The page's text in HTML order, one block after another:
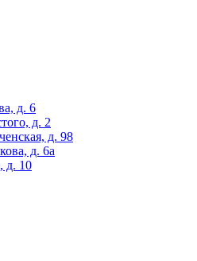
д. 6
д. 2
д. 98
д. 6а
д. 10